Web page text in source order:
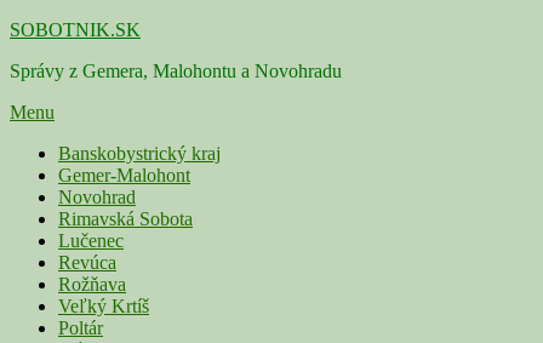
Skip
content
SOBOTNIK.SK
Správy z Gemera, Malohontu a Novohradu
Menu
Primárne
menu
Banskobystrický kraj
Gemer-Malohont
Novohrad
Rimavská Sobota
Lučenec
Revúca
Rožňava
Veľký Krtíš
Poltár